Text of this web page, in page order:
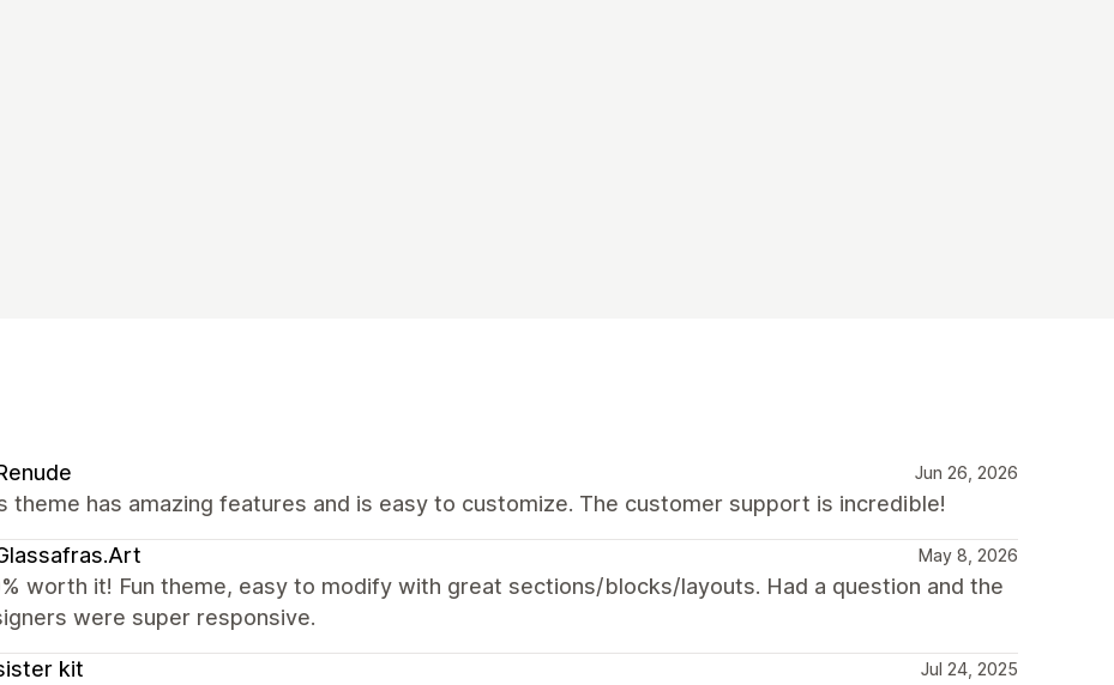
Jun 26, 2026
theme has amazing features and is easy to customize. The customer support is incredible!
May 8, 2026
worth it! Fun theme, easy to modify with great sections/blocks/layouts. Had a question and the
were super responsive.
kit Jul 24, 2025